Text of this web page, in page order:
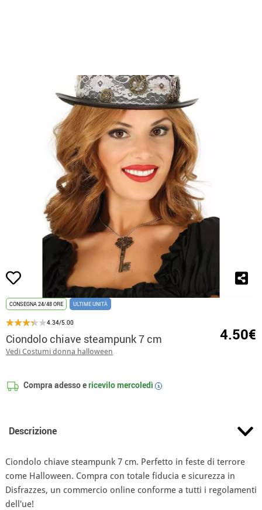
CONSEGNA 24/48 ORE ULTIME UNITÀ
4.34/5.00
Ciondolo chiave steampunk 7 cm
Vedi Costumi donna halloween
4.50€
Compra adesso ericevilomercoledì i
Descrizione
Ciondolo chiave steampunk 7 cm. Perfetto in feste di terrore
come Halloween. Compra con totale fiducia e sicurezza in
Disfrazzes, un commercio online conforme a tutti i regolamenti
dell'ue!